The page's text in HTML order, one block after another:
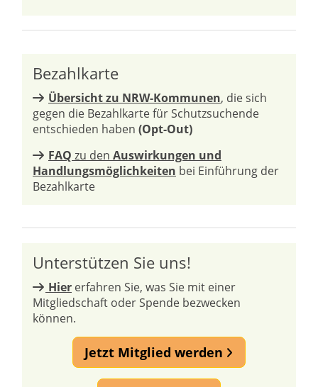
Bezahlkarte
Übersicht zu NRW-Kommunen, die sich
gegen die Bezahlkarte für Schutzsuchende
entschieden haben (Opt-Out)
FAQ zu den Auswirkungen und
Handlungsmöglichkeiten bei Einführung der
Bezahlkarte
Unterstützen Sie uns!
Hier erfahren Sie, was Sie mit einer
Mitgliedschaft oder Spende bezwecken
können.
Jetzt Mitglied werden